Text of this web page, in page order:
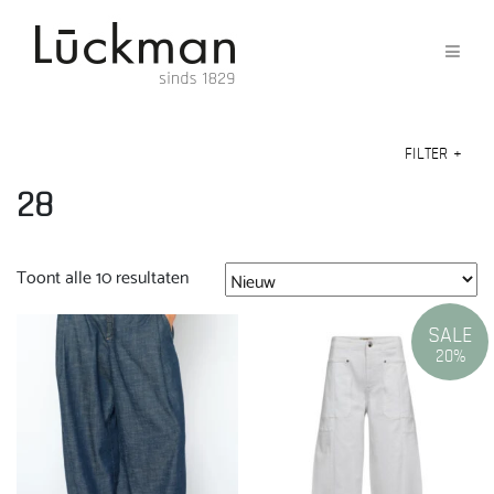
FILTER +
28
Toont alle 10 resultatenGesorteerd
SALE
20%